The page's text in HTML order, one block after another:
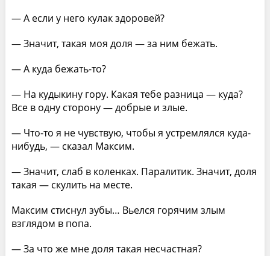
— А если у него кулак здоровей?
— Значит, такая моя доля — за ним бежать.
— А куда бежать-то?
— На кудыкину гору. Какая тебе разница — куда?
Все в одну сторону — добрые и злые.
— Что-то я не чувствую, чтобы я устремлялся куда-
нибудь, — сказал Максим.
— Значит, слаб в коленках. Паралитик. Значит, доля
такая — скулить на месте.
Максим стиснул зубы… Вьелся горячим злым
взглядом в попа.
— За что же мне доля такая несчастная?